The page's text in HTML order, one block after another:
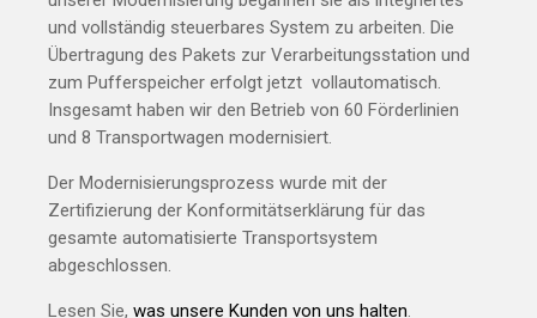
und vollständig steuerbares System zu arbeiten. Die
Übertragung des Pakets zur Verarbeitungsstation und
zum Pufferspeicher erfolgt jetzt vollautomatisch.
Insgesamt haben wir den Betrieb von 60 Förderlinien
und 8 Transportwagen modernisiert.
Der Modernisierungsprozess wurde mit der
Zertifizierung der Konformitätserklärung für das
gesamte automatisierte Transportsystem
abgeschlossen.
Lesen Sie, was unsere Kunden von uns halten